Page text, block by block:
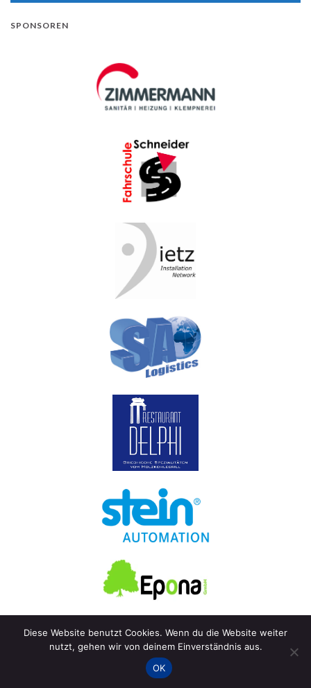
SPONSOREN
© 2026 TG Schwenningen Tischtennis.
Graphene Themes.
Diese Website benutzt Cookies. Wenn du die Website weiter
nutzt, gehen wir von deinem Einverständnis aus.
OK